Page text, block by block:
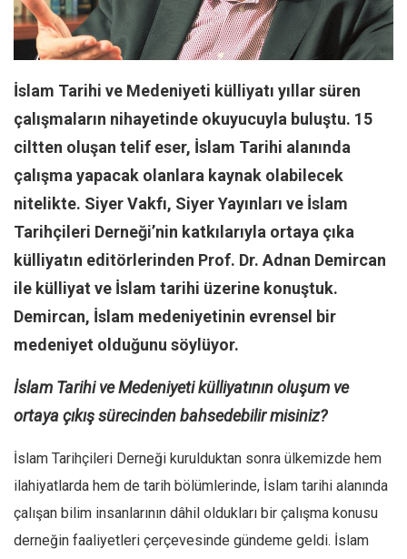
Facebook
Instagram
Editörden
Mahmut Toptaş
Yvonne Ridley
Barış Tarımcıoğlu
Ömer Kayani
Yusuf Armağan
Hasanali Yıldırım
Leyla Şerif Emin
Selçuk Türkyılmaz
Abir E. Nahas
İslam Tarihi ve Medeniyeti külliyatı yıllar süren
çalışmaların nihayetinde okuyucuyla buluştu. 15
ciltten oluşan telif eser, İslam Tarihi alanında
çalışma yapacak olanlara kaynak olabilecek
nitelikte. Siyer Vakfı, Siyer Yayınları ve İslam
Tarihçileri Derneği’nin katkılarıyla ortaya çıka
külliyatın editörlerinden Prof. Dr. Adnan Demircan
ile külliyat ve İslam tarihi üzerine konuştuk.
Demircan, İslam medeniyetinin evrensel bir
medeniyet olduğunu söylüyor.
İslam Tarihi ve Medeniyeti külliyatının oluşum ve
ortaya çıkış sürecinden bahsedebilir misiniz?
İslam Tarihçileri Derneği kurulduktan sonra ülkemizde hem
ilahiyatlarda hem de tarih bölümlerinde, İslam tarihi alanında
çalışan bilim insanlarının dâhil oldukları bir çalışma konusu
derneğin faaliyetleri çerçevesinde gündeme geldi. İslam